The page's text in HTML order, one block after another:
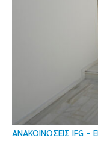
ΑΝΑΚΟΙΝΩΣΕΙΣ IFG